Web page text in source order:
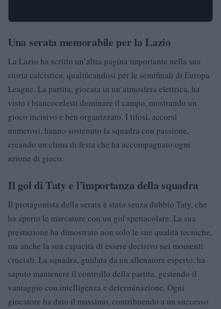
Una serata memorabile per la Lazio
La Lazio ha scritto un’altra pagina importante nella sua
storia calcistica, qualificandosi per le semifinali di Europa
League. La partita, giocata in un’atmosfera elettrica, ha
visto i biancocelesti dominare il campo, mostrando un
gioco incisivo e ben organizzato. I tifosi, accorsi
numerosi, hanno sostenuto la squadra con passione,
creando un clima di festa che ha accompagnato ogni
azione di gioco.
Il gol di Taty e l’importanza della squadra
Il protagonista della serata è stato senza dubbio Taty, che
ha aperto le marcature con un gol spettacolare. La sua
prestazione ha dimostrato non solo le sue qualità tecniche,
ma anche la sua capacità di essere decisivo nei momenti
cruciali. La squadra, guidata da un allenatore esperto, ha
saputo mantenere il controllo della partita, gestendo il
vantaggio con intelligenza e determinazione. Ogni
giocatore ha dato il massimo, contribuendo a un successo